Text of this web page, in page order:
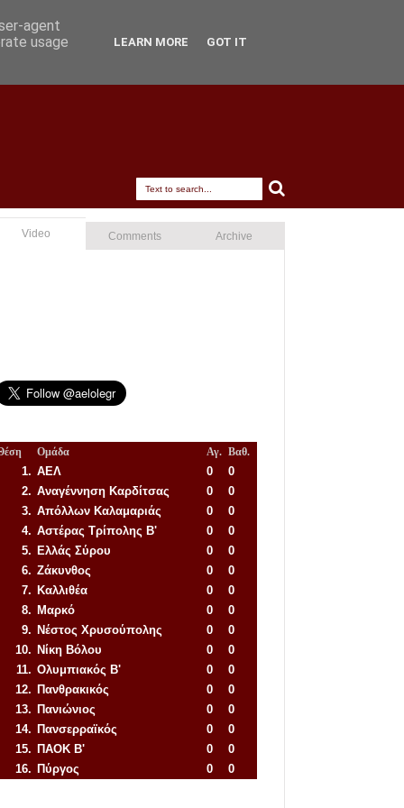
Video Comments Archive
Ομάδα Αγ. Βαθ.
1. ΑΕΛ 0
0
2. Αναγέννηση Καρδίτσας 0
0
3. Απόλλων Καλαμαριάς 0
0
4. Αστέρας Τρίπολης Β' 0
0
5. Ελλάς Σύρου 0
0
6. Ζάκυνθος 0
0
7. Καλλιθέα 0
0
8. Μαρκό 0
0
9. Νέστος Χρυσούπολης 0
0
10. Νίκη Βόλου 0
0
11. Ολυμπιακός Β' 0
0
12. Πανθρακικός 0
0
13. Πανιώνιος 0
0
14. Πανσερραϊκός 0
0
15. ΠΑΟΚ Β' 0
0
16. Πύργος 0
0
agent
usage
LEARN MORE GOT IT